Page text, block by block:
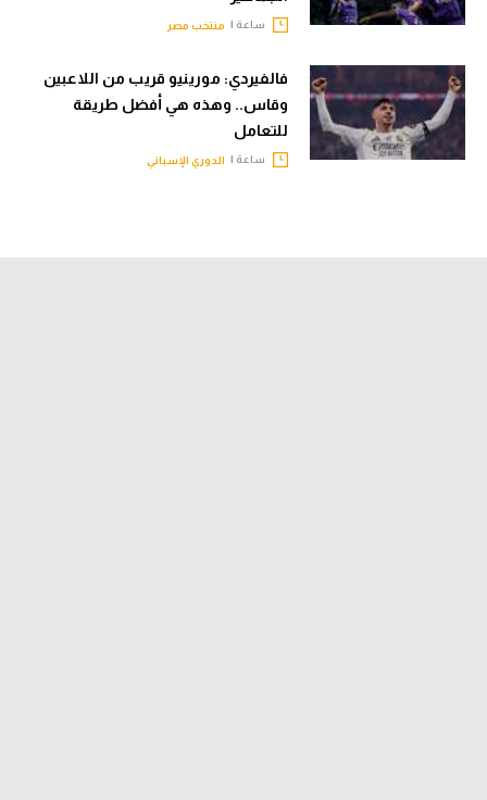
ساعة | منتخب مصر
فالفيردي: مورينيو قريب من اللاعبين
وقاس.. وهذه هي أفضل طريقة
للتعامل
ساعة | الدوري الإسباني